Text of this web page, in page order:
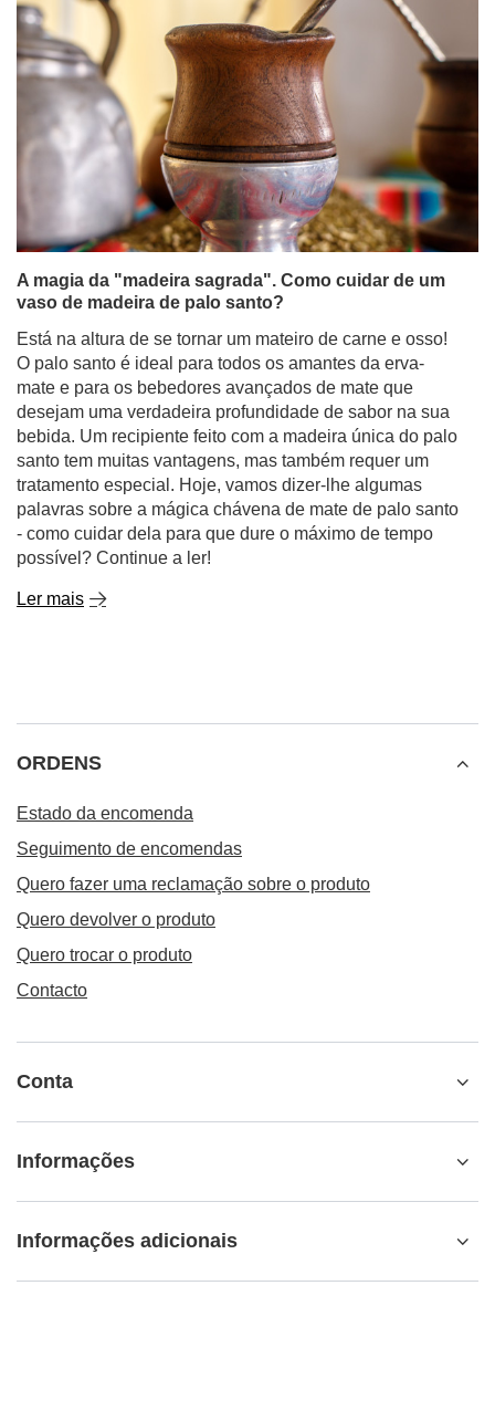
A magia da "madeira sagrada". Como cuidar de um
vaso de madeira de palo santo?
Está na altura de se tornar um mateiro de carne e osso!
O palo santo é ideal para todos os amantes da erva-
mate e para os bebedores avançados de mate que
desejam uma verdadeira profundidade de sabor na sua
bebida. Um recipiente feito com a madeira única do palo
santo tem muitas vantagens, mas também requer um
tratamento especial. Hoje, vamos dizer-lhe algumas
palavras sobre a mágica chávena de mate de palo santo
- como cuidar dela para que dure o máximo de tempo
possível? Continue a ler!
Ler mais
ORDENS
Estado da encomenda
Seguimento de encomendas
Quero fazer uma reclamação sobre o produto
Quero devolver o produto
Quero trocar o produto
Contacto
Conta
Informações
Informações adicionais